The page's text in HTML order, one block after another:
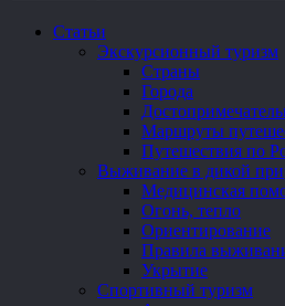
Статьи
Экскурсионный туризм
Страны
Города
Маршруты
Путешествия по
Выживание в дикой
Медицинская
Огонь, тепло
Ориентирование
Правила
Укрытие
Спортивный туризм